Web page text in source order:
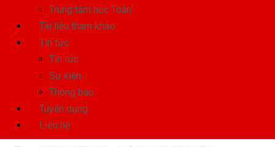
Trung tâm học Toán
Tài liệu tham khảo
Tin tức
Tin tức
Sự kiện
Thông báo
Tuyển dụng
Liên hệ